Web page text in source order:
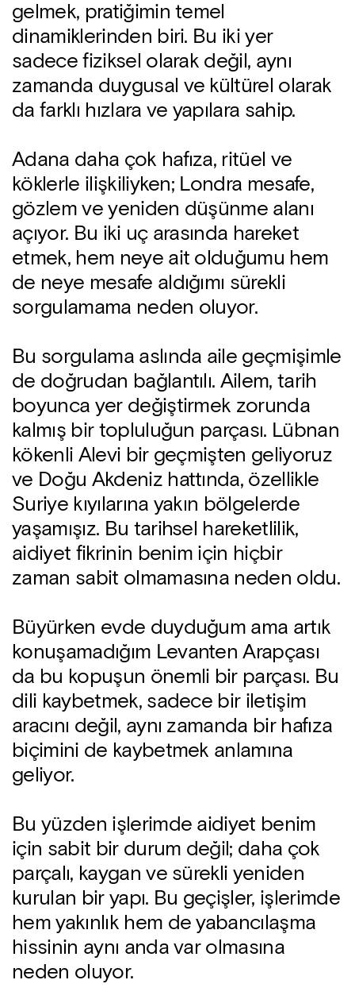
gelmek, pratiğimin temel
dinamiklerinden biri. Bu iki yer
sadece fiziksel olarak değil, aynı
zamanda duygusal ve kültürel olarak
da farklı hızlara ve yapılara sahip.
Adana daha çok hafıza, ritüel ve
köklerle ilişkiliyken; Londra mesafe,
gözlem ve yeniden düşünme alanı
açıyor. Bu iki uç arasında hareket
etmek, hem neye ait olduğumu hem
de neye mesafe aldığımı sürekli
sorgulamama neden oluyor.
Bu sorgulama aslında aile geçmişimle
de doğrudan bağlantılı. Ailem, tarih
boyunca yer değiştirmek zorunda
kalmış bir topluluğun parçası. Lübnan
kökenli Alevi bir geçmişten geliyoruz
ve Doğu Akdeniz hattında, özellikle
Suriye kıyılarına yakın bölgelerde
yaşamışız. Bu tarihsel hareketlilik,
aidiyet fikrinin benim için hiçbir
zaman sabit olmamasına neden oldu.
Büyürken evde duyduğum ama artık
konuşamadığım Levanten Arapçası
da bu kopuşun önemli bir parçası. Bu
dili kaybetmek, sadece bir iletişim
aracını değil, aynı zamanda bir hafıza
biçimini de kaybetmek anlamına
geliyor.
Bu yüzden işlerimde aidiyet benim
için sabit bir durum değil; daha çok
parçalı, kaygan ve sürekli yeniden
kurulan bir yapı. Bu geçişler, işlerimde
hem yakınlık hem de yabancılaşma
hissinin aynı anda var olmasına
neden oluyor.